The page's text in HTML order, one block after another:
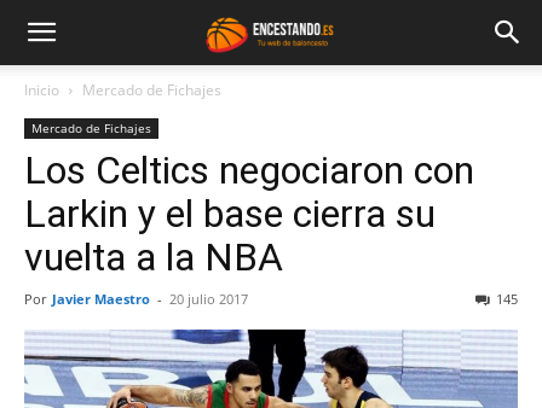
Inicio Mercado de Fichajes
Mercado de Fichajes
Los Celtics negociaron con
Larkin y el base cierra su
vuelta a la NBA
Por Javier Maestro - 20 julio 2017 145